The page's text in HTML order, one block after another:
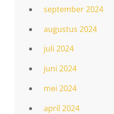
september 2024
augustus 2024
juli 2024
juni 2024
mei 2024
april 2024